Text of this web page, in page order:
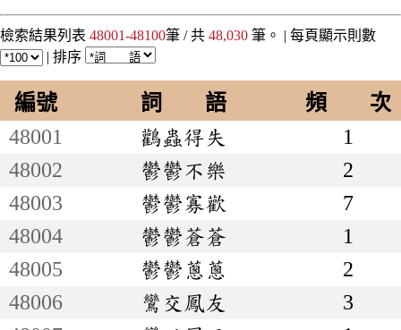
檢索結果列表 48001-48100筆 / 共 48,030 筆。 | 每頁顯示則數
| 排序
編號 詞 語
頻 次
48001
鸛蟲得失
1
48002
鬱鬱不樂
2
48003
鬱鬱寡歡
7
48004
鬱鬱蒼蒼
1
48005
鬱鬱蔥蔥
2
48006
鸞交鳳友
3